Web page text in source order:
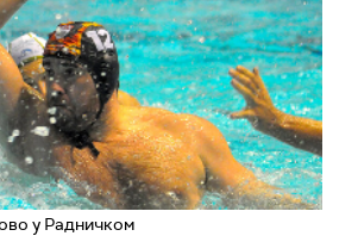
у Радничком